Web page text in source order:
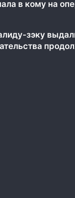
в кому на
зэку